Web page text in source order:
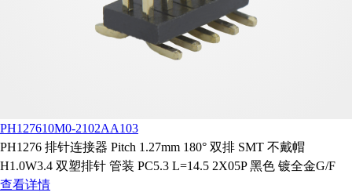
PH127610M0-2102AA103
PH1276 排针连接器 Pitch 1.27mm 180° 双排 SMT 不戴帽
H1.0W3.4 双塑排针 管装 PC5.3 L=14.5 2X05P 黑色 镀全金G/F
查看详情